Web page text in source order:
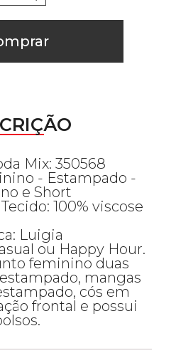
Mix: 350568
- Estampado -
e Short
100% viscose
Luigia
ou Happy Hour.
feminino duas
mangas
cós em
frontal e possui